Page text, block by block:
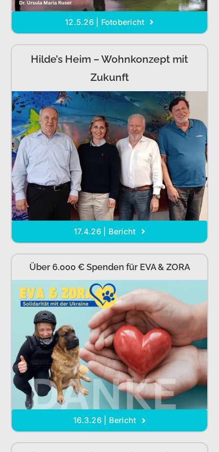
12.5.26 | Fotobericht
Hilde’s Heim – Wohnkonzept mit
Zukunft
17.4.26 | Bericht
Über 6.000 € Spenden für EVA & ZORA
16.3.26 | Bericht